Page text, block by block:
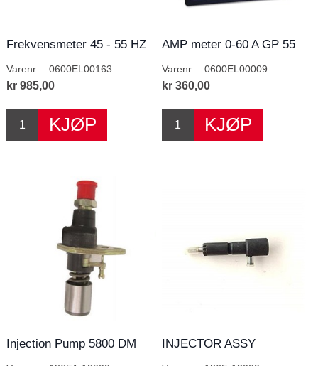
Frekvensmeter 45 - 55 HZ
Varenr. 0600EL00163
kr 985,00
AMP meter 0-60 A GP 55
Varenr. 0600EL00009
kr 360,00
Injection Pump 5800 DM INJECTOR ASSY